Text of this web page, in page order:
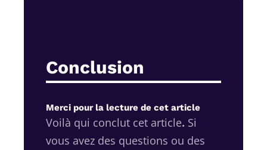
Conclusion
Merci pour la lecture de cet article
Voilà qui conclut cet article. Si
vous avez des questions ou des